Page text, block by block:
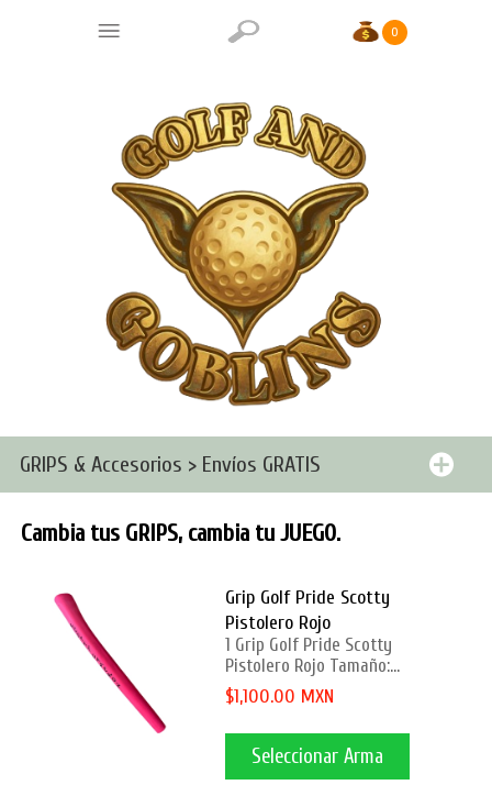
0
GRIPS & Accesorios > Envíos GRATIS
Cambia tus GRIPS, cambia tu JUEGO.
Grip Golf Pride Scotty
Pistolero Rojo
1 Grip Golf Pride Scotty
Pistolero Rojo Tamaño:...
$1,100.00 MXN
Seleccionar Arma